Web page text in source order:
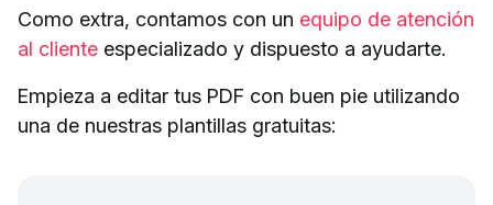
Como extra, contamos con un equipo de atención
al cliente especializado y dispuesto a ayudarte.
Empieza a editar tus PDF con buen pie utilizando
una de nuestras plantillas gratuitas: